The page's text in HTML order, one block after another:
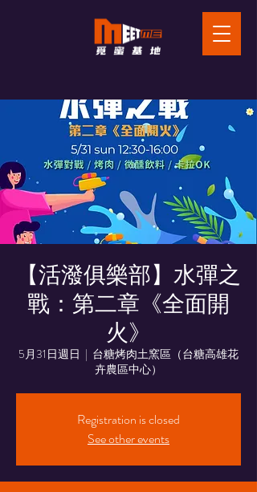
【活潑俱樂部】水彈之
戰：第二章《全面開
火》
5月31日週日
  |
台糖烤肉土窯區（台糖高雄花
卉農區中心）
Registration is closed
See other events